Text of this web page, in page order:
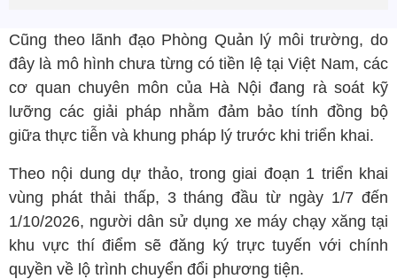
Cũng theo lãnh đạo Phòng Quản lý môi trường, do
đây là mô hình chưa từng có tiền lệ tại Việt Nam, các
cơ quan chuyên môn của Hà Nội đang rà soát kỹ
lưỡng các giải pháp nhằm đảm bảo tính đồng bộ
giữa thực tiễn và khung pháp lý trước khi triển khai.
Theo nội dung dự thảo, trong giai đoạn 1 triển khai
vùng phát thải thấp, 3 tháng đầu từ ngày 1/7 đến
1/10/2026, người dân sử dụng xe máy chạy xăng tại
khu vực thí điểm sẽ đăng ký trực tuyến với chính
quyền về lộ trình chuyển đổi phương tiện.